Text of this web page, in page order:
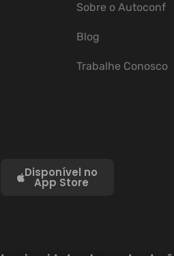
Sobre o Autoconf
Blog
Trabalhe Conosco
Disponível no
App Store